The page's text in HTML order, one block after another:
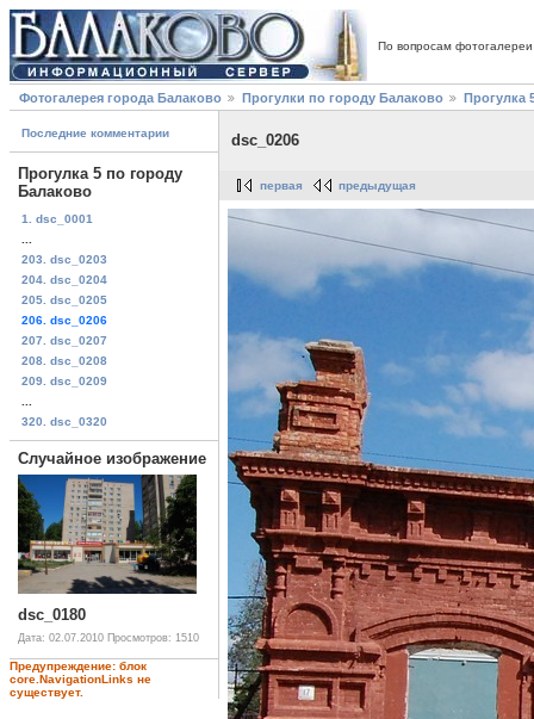
По вопросам
Фотогалерея города Балаково Прогулки по городу Балаково Прогулка
Последние комментарии
Прогулка 5 по городу
Балаково
1. dsc_0001
203. dsc_0203
204. dsc_0204
205. dsc_0205
206. dsc_0206
207. dsc_0207
208. dsc_0208
209. dsc_0209
320. dsc_0320
Случайное изображение
dsc_0180
Дата: 02.07.2010 Просмотров: 1510
Предупреждение: блок
core.NavigationLinks не
существует.
dsc_0206
первая предыдущая